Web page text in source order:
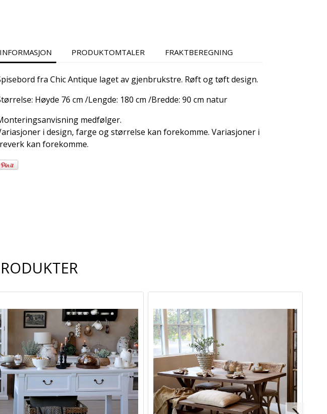
INFORMASJON PRODUKTOMTALER FRAKTBEREGNING
fra Chic Antique laget av gjenbrukstre. Røft og tøft design.
Høyde 76 cm /Lengde: 180 cm /Bredde: 90 cm natur
medfølger.
i design, farge og størrelse kan forekomme. Variasjoner i
kan forekomme.